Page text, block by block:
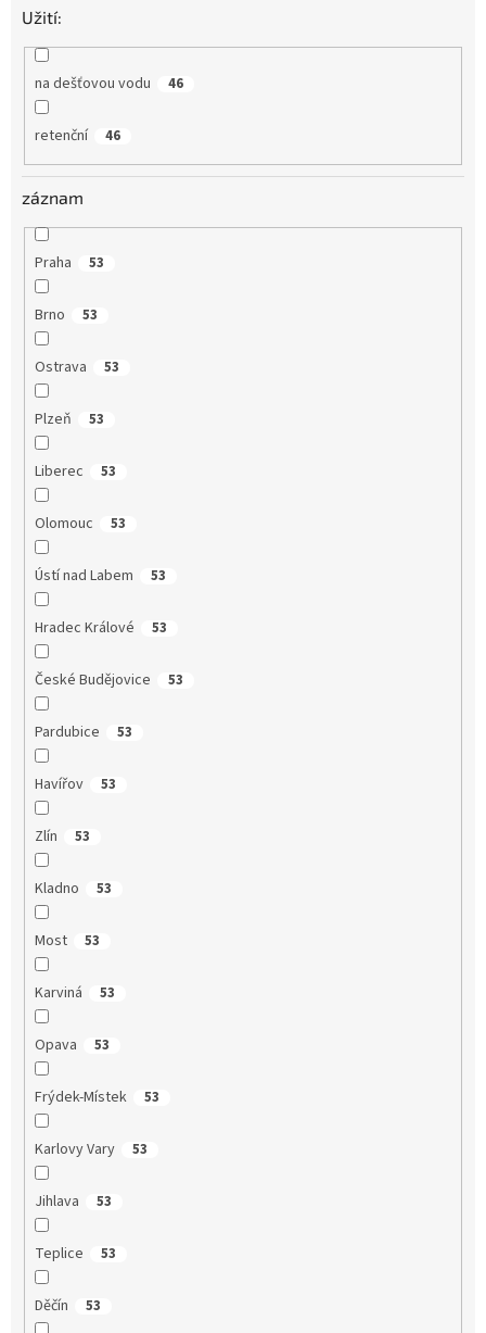
Užití:
na dešťovou vodu 46
retenční 46
záznam
Praha 53
Brno 53
Ostrava 53
Plzeň 53
Liberec 53
Olomouc 53
Ústí nad Labem 53
Hradec Králové 53
České Budějovice 53
Pardubice 53
Havířov 53
Zlín 53
Kladno 53
Most 53
Karviná 53
Opava 53
Frýdek-Místek 53
Karlovy Vary 53
Jihlava 53
Teplice 53
Děčín 53